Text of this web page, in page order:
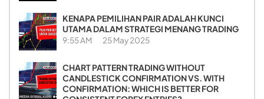
KENAPA PEMILIHAN PAIR ADALAH KUNCI
UTAMA DALAM STRATEGI MENANG TRADING
9:55 AM 25 May 2025
CHART PATTERN TRADING WITHOUT
CANDLESTICK CONFIRMATION VS. WITH
CONFIRMATION: WHICH IS BETTER FOR